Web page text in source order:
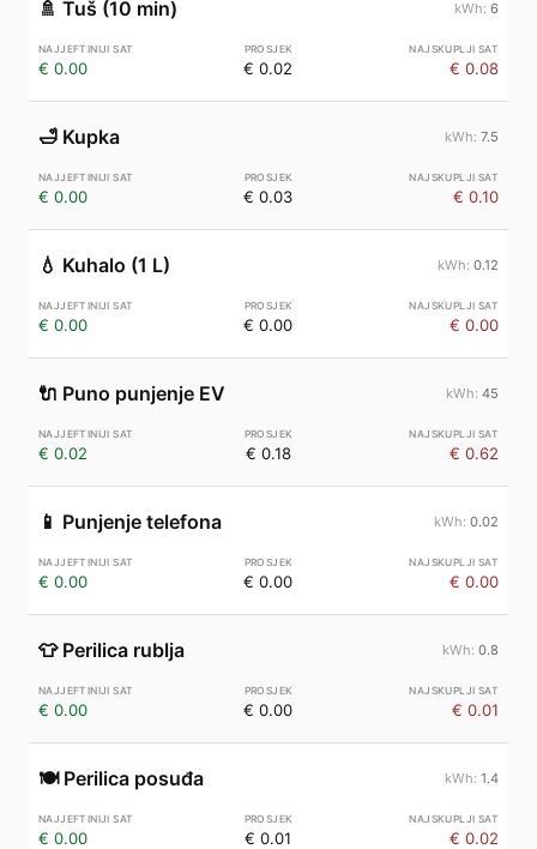
🚿 Tuš (10 min) 6
€ 0.00 € 0.02 € 0.08
🛁 Kupka 7.5
€ 0.00 € 0.03 € 0.10
💧 Kuhalo (1 L) 0.12
€ 0.00 € 0.00 € 0.00
🔌 Puno punjenje EV 45
€ 0.02 € 0.18 € 0.62
📱 Punjenje telefona 0.02
€ 0.00 € 0.00 € 0.00
👕 Perilica rublja 0.8
€ 0.00 € 0.00 € 0.01
🍽️ Perilica posuđa 1.4
€ 0.00 € 0.01 € 0.02